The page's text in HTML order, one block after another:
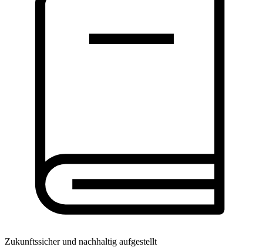
Zukunftssicher und nachhaltig aufgestellt